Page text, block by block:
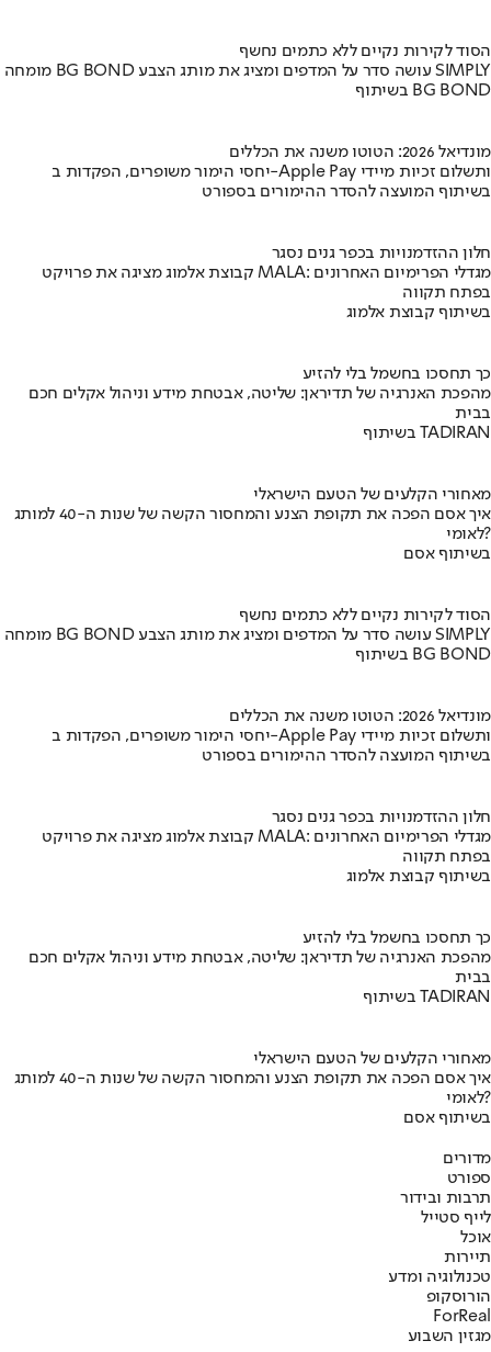
הסוד לקירות נקיים ללא כתמים נחשף
מומחה BG BOND עושה סדר על המדפים ומציג את מותג הצבע SIMPLY
בשיתוף BG BOND
מונדיאל 2026: הטוטו משנה את הכללים
יחסי הימור משופרים, הפקדות ב-Apple Pay ותשלום זכיות מיידי
בשיתוף המועצה להסדר ההימורים בספורט
חלון ההזדמנויות בכפר גנים נסגר
קבוצת אלמוג מציגה את פרויקט MALA: מגדלי הפרימיום האחרונים
בפתח תקווה
בשיתוף קבוצת אלמוג
כך תחסכו בחשמל בלי להזיע
מהפכת האנרגיה של תדיראן: שליטה, אבטחת מידע וניהול אקלים חכם
בבית
בשיתוף TADIRAN
מאחורי הקלעים של הטעם הישראלי
איך אסם הפכה את תקופת הצנע והמחסור הקשה של שנות ה-40 למותג
לאומי?
בשיתוף אסם
הסוד לקירות נקיים ללא כתמים נחשף
מומחה BG BOND עושה סדר על המדפים ומציג את מותג הצבע SIMPLY
בשיתוף BG BOND
מונדיאל 2026: הטוטו משנה את הכללים
יחסי הימור משופרים, הפקדות ב-Apple Pay ותשלום זכיות מיידי
בשיתוף המועצה להסדר ההימורים בספורט
חלון ההזדמנויות בכפר גנים נסגר
קבוצת אלמוג מציגה את פרויקט MALA: מגדלי הפרימיום האחרונים
בפתח תקווה
בשיתוף קבוצת אלמוג
כך תחסכו בחשמל בלי להזיע
מהפכת האנרגיה של תדיראן: שליטה, אבטחת מידע וניהול אקלים חכם
בבית
בשיתוף TADIRAN
מאחורי הקלעים של הטעם הישראלי
איך אסם הפכה את תקופת הצנע והמחסור הקשה של שנות ה-40 למותג
לאומי?
בשיתוף אסם
מדורים
ספורט
תרבות ובידור
לייף סטייל
אוכל
תיירות
טכנולוגיה ומדע
הורוסקופ
ForReal
מגזין השבוע